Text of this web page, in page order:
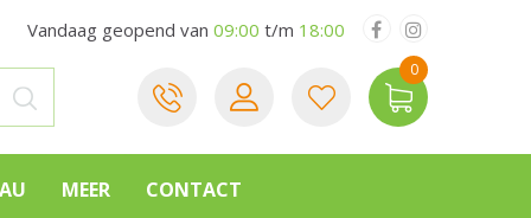
Vandaag geopend van 09:00 t/m 18:00
MEER CONTACT